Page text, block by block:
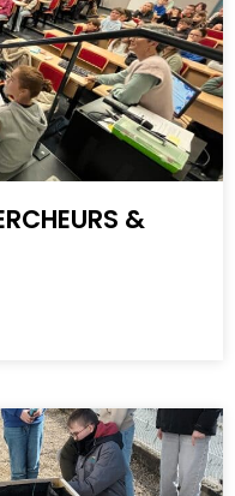
&